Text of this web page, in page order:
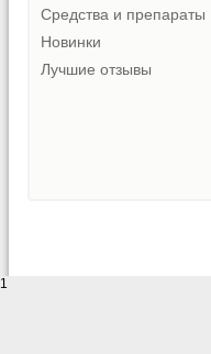
Средства и препараты
Новинки
Лучшие отзывы
1